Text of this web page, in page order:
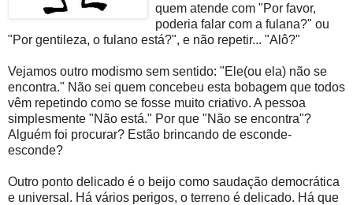
quem atende com "Por favor,
poderia falar com a fulana?" ou
"Por gentileza, o fulano está?", e não repetir... "Alô?"
Vejamos outro modismo sem sentido: "Ele(ou ela) não se
encontra." Não sei quem concebeu esta bobagem que todos
vêm repetindo como se fosse muito criativo. A pessoa
simplesmente "Não está." Por que "Não se encontra"?
Alguém foi procurar? Estão brincando de esconde-
esconde?
Outro ponto delicado é o beijo como saudação democrática
e universal. Há vários perigos, o terreno é delicado. Há que